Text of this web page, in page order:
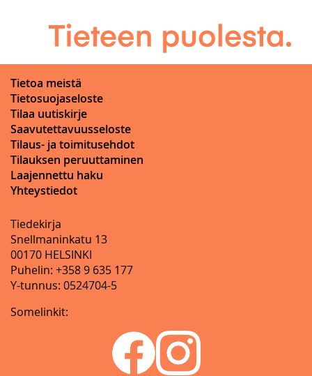
Tietoa meistä
Tietosuojaseloste
Tilaa uutiskirje
Saavutettavuusseloste
Tilaus- ja toimitusehdot
Tilauksen peruuttaminen
Laajennettu haku
Yhteystiedot
Tiedekirja
Snellmaninkatu 13
00170 HELSINKI
Puhelin: +358 9 635 177
Y-tunnus: 0524704-5
Somelinkit: